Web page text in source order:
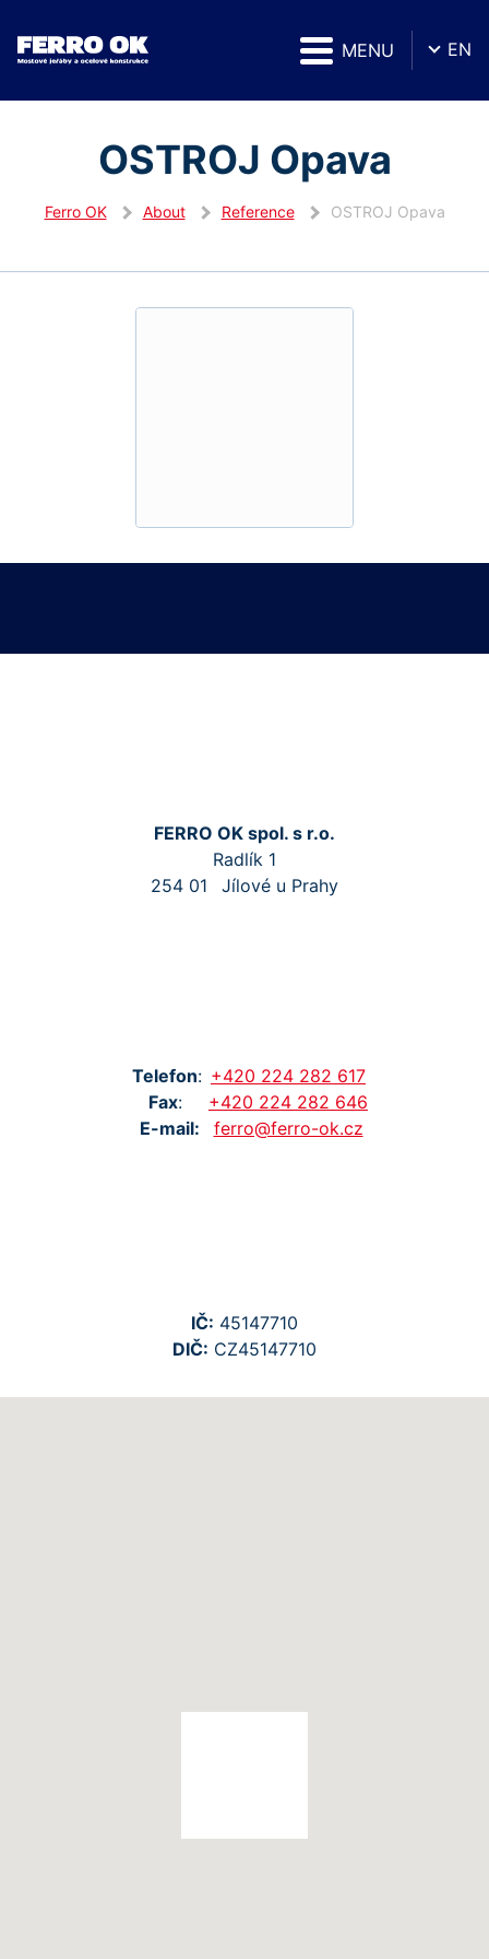
MENU EN
OSTROJ Opava
Ferro OK About Reference OSTROJ Opava
FERRO OK spol. s r.o.
Radlík 1
254 01
Jílové u Prahy
Telefon: +420 224 282 617
Fax: +420 224 282 646
E-mail:
ferro@ferro-ok.cz
IČ: 45147710
DIČ: CZ45147710